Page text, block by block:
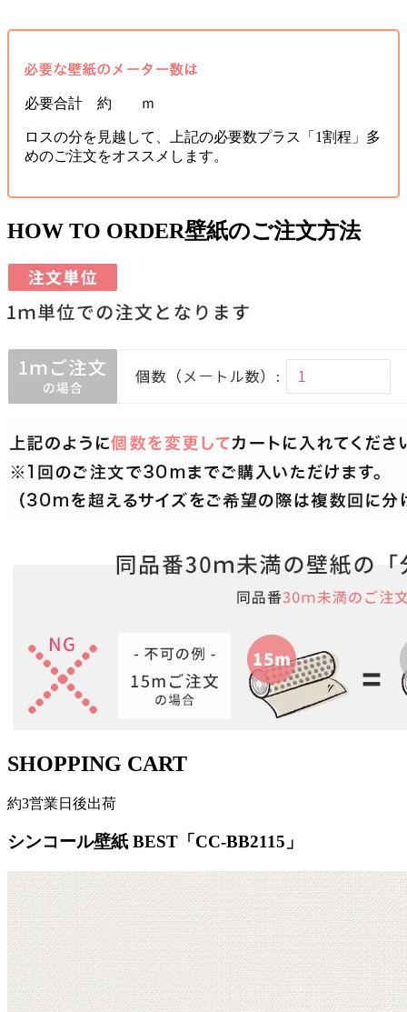
必要合計 約 ｍ
ロスの分を見越して、上記の必要数プラス「1割程」多
めのご注文をオススメします。
HOW TO ORDER壁紙のご注文方法
SHOPPING CART
約3営業日後出荷
シンコール壁紙 BEST「CC-BB2115」